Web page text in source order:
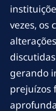
vezes, os
gerando
prejuízos